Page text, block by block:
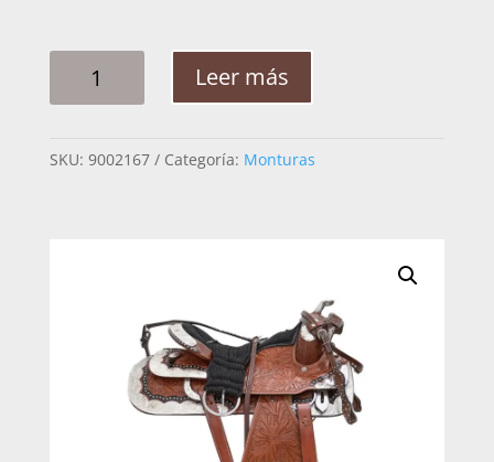
ADULTO
CINCELADA
Leer más
SKU: 9002167 Categoría: Monturas